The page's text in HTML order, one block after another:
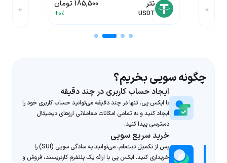
تتر
USDT
185,500 تومان
+0%
چگونه سویی بخریم؟
ایجاد حساب کاربری در چند دقیقه
با ایکس پی، تنها در چند دقیقه می‌توانید حساب کاربری خود را
ایجاد کنید و به تمامی امکانات معاملاتی ارزهای دیجیتال
دسترسی پیدا کنید.
خرید سریع سویی
پس از تکمیل ثبت‌نام، می‌توانید به سادگی سویی (SUI) را
خریداری کنید. ایکس پی با ارائه یک پلتفرم کاربرپسند، فروش و